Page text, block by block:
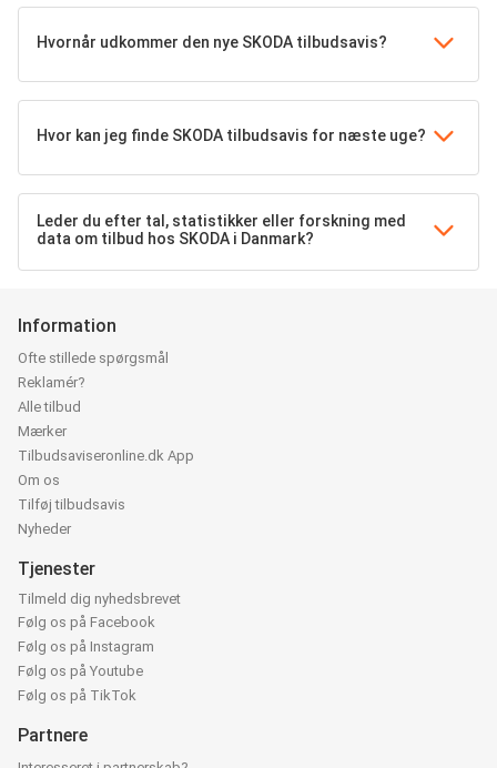
Hvornår udkommer den nye SKODA tilbudsavis?
Hvor kan jeg finde SKODA tilbudsavis for næste uge?
Leder du efter tal, statistikker eller forskning med
data om tilbud hos SKODA i Danmark?
Information
Ofte stillede spørgsmål
Reklamér?
Alle tilbud
Mærker
Tilbudsaviseronline.dk App
Om os
Tilføj tilbudsavis
Nyheder
Tjenester
Tilmeld dig nyhedsbrevet
Følg os på Facebook
Følg os på Instagram
Følg os på Youtube
Følg os på TikTok
Partnere